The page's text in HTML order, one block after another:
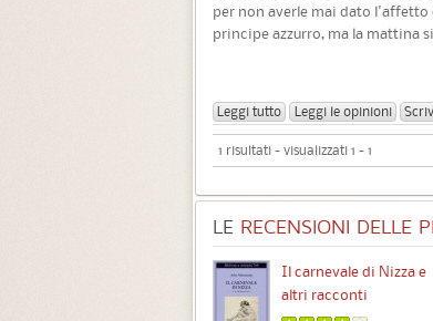
per non averle mai dato l'affetto
principe azzurro, ma la mattina
Leggi tutto Leggi le opinioni
1 risultati - visualizzati 1 - 1
LE RECENSIONI DELLE
Il carnevale di Nizza e
altri racconti